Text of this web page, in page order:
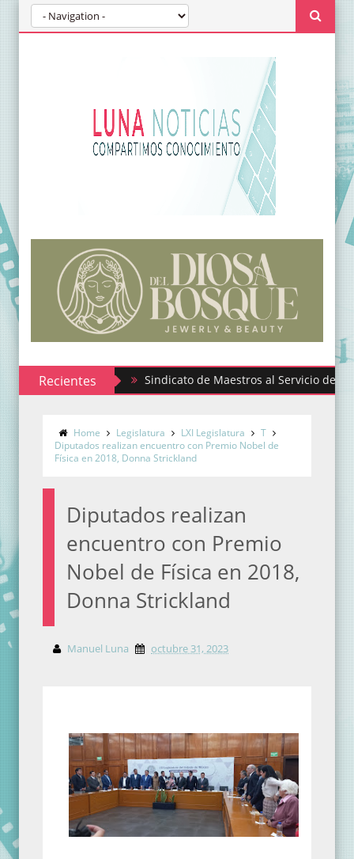
RecientesSindicato de Maestros al Servicio del Estado
Home Legislatura LXI Legislatura
T
Diputados realizan encuentro con Premio Nobel de
Física en 2018, Donna Strickland
Diputados realizan
encuentro con Premio
Nobel de Física en 2018,
Donna Strickland
Manuel Luna octubre 31, 2023